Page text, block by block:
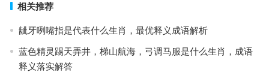
相关推荐
龇牙咧嘴指是代表什么生肖，最优释义成语解析
蓝色精灵踢天弄井，梯山航海，弓调马服是什么生肖，成语
释义落实解答